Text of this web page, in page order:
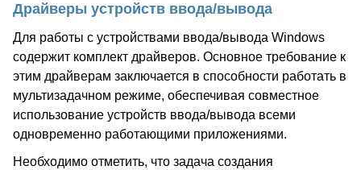
Драйверы устройств ввода/вывода
Для работы с устройствами ввода/вывода Windows
содержит комплект драйверов. Основное требование к
этим драйверам заключается в способности работать в
мультизадачном режиме, обеспечивая совместное
использование устройств ввода/вывода всеми
одновременно работающими приложениями.
Необходимо отметить, что задача создания